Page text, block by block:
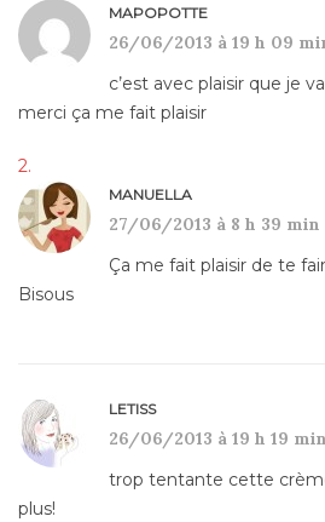
MAPOPOTTE
26/06/2013 à 19 h 09
c’est avec plaisir que je
merci ça me fait plaisir
MANUELLA
27/06/2013 à 8 h 39 min
Ça me fait plaisir de te
Bisous
LETISS
26/06/2013 à 19 h 19
trop tentante cette
plus!